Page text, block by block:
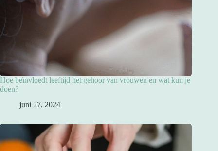
Hoe beïnvloedt leeftijd het gehoor van vrouwen en wat kun je
doen?
juni 27, 2024